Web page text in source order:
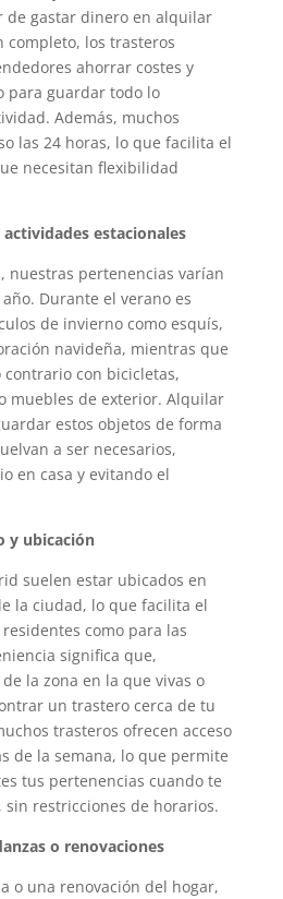
de gastar dinero en alquilar
completo, los trasteros
ahorrar costes y
para guardar todo lo
Además, muchos
las 24 horas, lo que facilita el
necesitan flexibilidad
estacionales
nuestras pertenencias varían
Durante el verano es
de invierno como esquís,
navideña, mientras que
con bicicletas,
muebles de exterior. Alquilar
estos objetos de forma
a ser necesarios,
en casa y evitando el
y ubicación
suelen estar ubicados en
la ciudad, lo que facilita el
como para las
significa que,
la zona en la que vivas o
un trastero cerca de tu
trasteros ofrecen acceso
de la semana, lo que permite
tus pertenencias cuando te
sin restricciones de horarios.
o renovaciones
o una renovación del hogar,